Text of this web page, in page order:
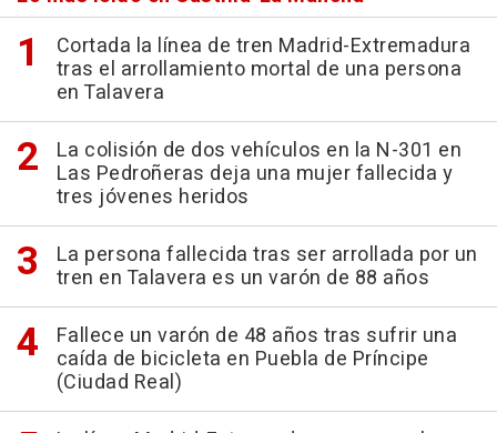
Cortada la línea de tren Madrid-Extremadura
tras el arrollamiento mortal de una persona
en Talavera
La colisión de dos vehículos en la N-301 en
Las Pedroñeras deja una mujer fallecida y
tres jóvenes heridos
La persona fallecida tras ser arrollada por un
tren en Talavera es un varón de 88 años
Fallece un varón de 48 años tras sufrir una
caída de bicicleta en Puebla de Príncipe
(Ciudad Real)